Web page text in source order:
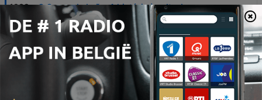
1932 - O Grupo do Leão: A história à volta de uma
mesa, num dos quadros mais icónicos da
pintura portuguesa
O historiador João MacDonald e o jornalista Paulo Baldaia discutem a pintura 'Grupo do Leão' de Columbano Bordal Pinheiro, detalhando o contexto artístico de 1885 em Portugal e a transição do conservadorismo para o naturalismo. O episódio explora a importância das figuras feminais no movimento e a história da cervejaria onde os artistas se reuniam. A conversa detalha a trajetória da Cervejaria Leão e do restaurante Leão de Ouro, analisando os elementos presentes na obra e a relação entre os artistas e o espaço. Aborda-se também como a pintura acabou por ser adquirida pelo Estado para integrar o acervo do Museu do Chiado.
09 aug. 2026
Todos querem investigar Luís Neves, o ministro
que gasta o seu tempo a responder como
director nacional da PJ